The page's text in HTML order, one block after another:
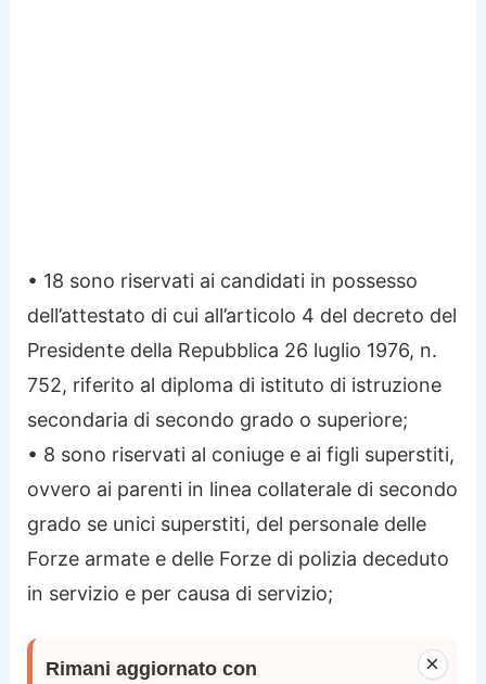
• 18 sono riservati ai candidati in possesso
dell’attestato di cui all’articolo 4 del decreto del
Presidente della Repubblica 26 luglio 1976, n.
752, riferito al diploma di istituto di istruzione
secondaria di secondo grado o superiore;
• 8 sono riservati al coniuge e ai figli superstiti,
ovvero ai parenti in linea collaterale di secondo
grado se unici superstiti, del personale delle
Forze armate e delle Forze di polizia deceduto
in servizio e per causa di servizio;
×
Rimani aggiornato con